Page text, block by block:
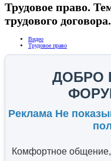
Трудовое право.
трудового договора.
Видео
Трудовое право
ДОБРО
Реклама Не
Комфортное